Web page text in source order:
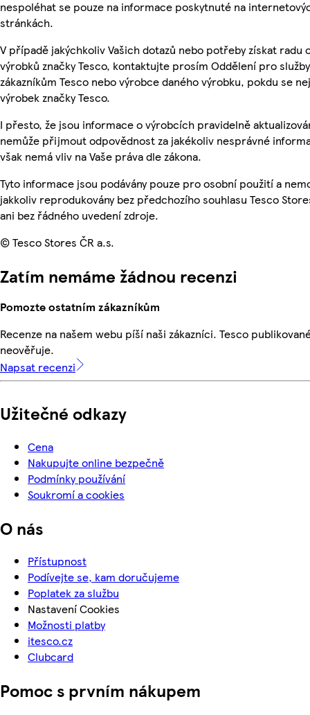
nespoléhat se pouze na informace poskytnuté na
stránkách.
V případě jakýchkoliv Vašich dotazů nebo potřeby získat radu
výrobků značky Tesco, kontaktujte prosím Oddělení pro služby
zákazníkům Tesco nebo výrobce daného výrobku, pokdu se
výrobek značky Tesco.
I přesto, že jsou informace o výrobcích pravidelně
nemůže přijmout odpovědnost za jakékoliv nesprávné
však nemá vliv na Vaše práva dle zákona.
Tyto informace jsou podávány pouze pro osobní použití a
jakkoliv reprodukovány bez předchozího souhlasu Tesco
ani bez řádného uvedení zdroje.
© Tesco Stores ČR a.s.
Zatím nemáme žádnou recenzi
Pomozte ostatním zákazníkům
Recenze na našem webu píší naši zákazníci. Tesco
neověřuje.
Napsat recenzi
Užitečné odkazy
Cena
Nakupujte online bezpečně
Podmínky používání
Soukromí a cookies
O nás
Přístupnost
Podívejte se, kam doručujeme
Poplatek za službu
Nastavení Cookies
Možnosti platby
itesco.cz
Clubcard
Pomoc s prvním nákupem